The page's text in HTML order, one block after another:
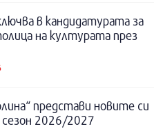
в кандидатурата за
на културата през
представи новите си
сезон 2026/2027